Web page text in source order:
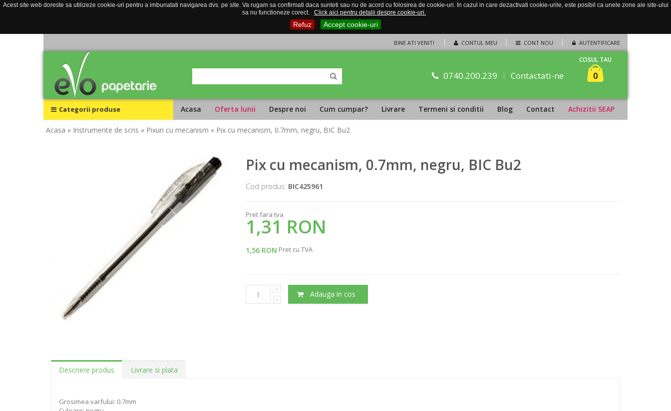
Acest site web doreste sa utilizeze cookie-uri pentru a imbunatati navigarea dvs. pe site. Va rugam sa confirmati daca sunteti sau nu de acord cu folosirea de cookie-uri. In cazul in care dezactivati cookie-urile, este posibil ca unele zone ale site-ului
sa nu functioneze corect.
Click aici pentru detalii despre cookie-uri.
Refuz Accept cookie-uri
CONTUL MEU CONT NOU AUTENTIFICARE
BINE ATI VENIT!
0740.200.239 Contactati-ne
COSUL TAU
0
Categorii produse Acasa Oferta lunii Despre noi Cum cumpar? Livrare Termeni si conditii Blog Contact Achizitii SEAP
Acasa » Instrumente de scris » Pixuri cu mecanism » Pix cu mecanism, 0.7mm, negru, BIC Bu2
Pix cu mecanism, 0.7mm, negru, BIC Bu2
Cod produs: BIC425961
Pret fara tva
1,31 RON
1,56 RON Pret cu TVA
Adauga in cos
Descriere produs Livrare si plata
Grosimea varfului: 0.7mm